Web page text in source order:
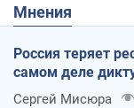
Мнения
Россия теряет
самом деле
Сергей Мисюра